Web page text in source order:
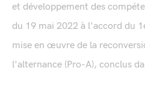
et développement des
du 19 mai 2022 à l'accord du
mise en œuvre de la
l'alternance (Pro-A), conclus